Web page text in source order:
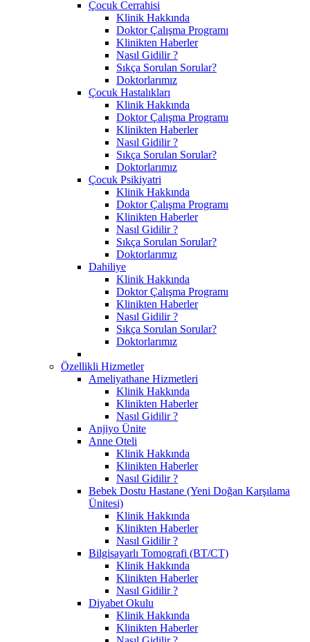
Çocuk Cerrahisi
Klinik Hakkında
Doktor Çalışma Programı
Klinikten Haberler
Nasıl Gidilir ?
Sıkça Sorulan Sorular?
Doktorlarımız
Çocuk Hastalıkları
Klinik Hakkında
Doktor Çalışma Programı
Klinikten Haberler
Nasıl Gidilir ?
Sıkça Sorulan Sorular?
Doktorlarımız
Çocuk Psikiyatri
Klinik Hakkında
Doktor Çalışma Programı
Klinikten Haberler
Nasıl Gidilir ?
Sıkça Sorulan Sorular?
Doktorlarımız
Dahiliye
Klinik Hakkında
Doktor Çalışma Programı
Klinikten Haberler
Nasıl Gidilir ?
Sıkça Sorulan Sorular?
Doktorlarımız
Özellikli Hizmetler
Ameliyathane Hizmetleri
Klinik Hakkında
Klinikten Haberler
Nasıl Gidilir ?
Anjiyo Ünite
Anne Oteli
Klinik Hakkında
Klinikten Haberler
Nasıl Gidilir ?
Bebek Dostu Hastane (Yeni Doğan Karşılama
Ünitesi)
Klinik Hakkında
Klinikten Haberler
Nasıl Gidilir ?
Bilgisayarlı Tomografi (BT/CT)
Klinik Hakkında
Klinikten Haberler
Nasıl Gidilir ?
Diyabet Okulu
Klinik Hakkında
Klinikten Haberler